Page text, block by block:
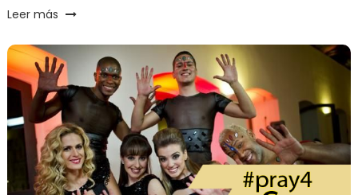
Leer más